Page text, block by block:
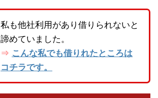
私も他社利用があり借りられないと
諦めていました。
⇒ こんな私でも借りれたところは
コチラです。